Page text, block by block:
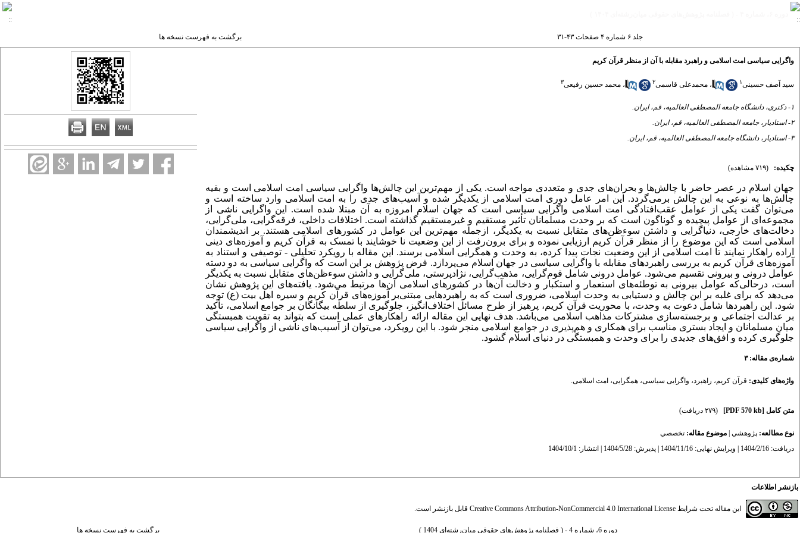
جلد ۶ شماره ۴ صفحات ۴۳-۳۱ برگشت به فهرست نسخه ها
واگرایی سیاسی امت اسلامی و راهبرد مقابله با آن از منظر قرآن کریم
سید آصف حسینی۱ ، محمدعلی قاسمی۲ ، محمد حسین رفیعی۳
۱- دکتری، دانشگاه جامعه المصطفی العالمیه، قم، ایران.
۲- استادیار، جامعه المصطفی العالمیه، قم، ایران.
۳- استادیار، دانشگاه جامعه المصطفی العالمیه، قم، ایران.
چکیده: (۷۱۹ مشاهده)
جهان اسلام در عصر حاضر با چالش‌ها و بحران‌های جدی و متعددی مواجه است. یکی از مهم‌ترین این چالش‌ها واگرایی سیاسی امت اسلامی است و بقیه
چالش‌ها به نوعی به این چالش برمی‌گردد. این امر عامل دوری امت اسلامی از یکدیگر شده و آسیب‌های جدی را به امت اسلامی وارد ساخته است و
می‌توان گفت یکی از عوامل عقب‌افتادگی امت اسلامی واگرایی سیاسی است که جهان اسلام امروزه به آن مبتلا شده است. این واگرایی ناشی از
مجموعه‌ای از عوامل پیچیده و گوناگون است که بر وحدت مسلمانان تأثیر مستقیم و غیرمستقیم گذاشته است. اختلافات داخلی، فرقه‌گرایی، ملی‌گرایی،
دخالت‌های خارجی، دنیاگرایی و داشتن سوءظن‌های متقابل نسبت به یکدیگر، ازجمله مهم‌ترین این عوامل در کشورهای اسلامی هستند. بر اندیشمندان
اسلامی است که این موضوع را از منظر قرآن کریم ارزیابی نموده و برای برون‌رفت از این وضعیت نا خوشایند با تمسک به قرآن کریم و آموزه‌های دینی
اراده راهکار نمایند تا امت اسلامی از این وضعیت نجات پیدا کرده، به وحدت و همگرایی اسلامی برسند. این مقاله با رویکرد تحلیلی - توصیفی و استناد به
آموزه‌های قرآن کریم به بررسی راهبردهای مقابله با واگرایی سیاسی در جهان اسلام می‌پردازد. فرض پژوهش بر این است که واگرایی سیاسی به دو دسته
عوامل درونی و بیرونی تقسیم می‌شود. عوامل درونی شامل قوم‌گرایی، مذهب‌گرایی، نژادپرستی، ملی‌گرایی و داشتن سوءظن‌های متقابل نسبت به یکدیگر
است، درحالی‌که عوامل بیرونی به توطئه‌های استعمار و استکبار و دخالت آن‌ها در کشورهای اسلامی آن‌ها مرتبط می‌شود. یافته‌های این پژوهش نشان
می‌دهد که برای غلبه بر این چالش و دستیابی به وحدت اسلامی، ضروری است که به راهبردهایی مبتنی‌بر آموزه‌های قرآن کریم و سیره اهل بیت (ع) توجه
شود. این راهبردها شامل دعوت به وحدت، با محوریت قرآن کریم، پرهیز از طرح مسائل اختلاف‌انگیز، جلوگیری از سلطه بیگانگان بر جوامع اسلامی، تأکید
بر عدالت اجتماعی و برجسته‌سازی مشترکات مذاهب اسلامی می‌باشد. هدف نهایی این مقاله ارائه راهکارهای عملی است که بتواند به تقویت همبستگی
میان مسلمانان و ایجاد بستری مناسب برای همکاری و هم‌‌پذیری در جوامع اسلامی منجر شود. با این رویکرد، می‌توان از آسیب‌های ناشی از واگرایی سیاسی
جلوگیری کرده و افق‌های جدیدی را برای وحدت و همبستگی در دنیای اسلام گشود.
شماره‌ی مقاله: ۳
واژه‌های کلیدی: قرآن کریم، راهبرد، واگرایی سیاسی، همگرایی، امت اسلامی.
متن کامل [PDF 570 kb] (۲۷۹ دریافت)
نوع مطالعه: پژوهشي موضوع مقاله: تخصصي
دریافت: 1404/2/16 | ویرایش نهایی: 1404/11/16 | پذیرش: 1404/5/28 | انتشار: 1404/10/1
بازنشر اطلاعات
این مقاله تحت شرایط Creative Commons Attribution-NonCommercial 4.0 International License قابل بازنشر است.
دوره 6، شماره 4 - ( فصلنامه پژوهش‌های حقوقی میان‌رشته‌ای 1404 ) برگشت به فهرست نسخه ها